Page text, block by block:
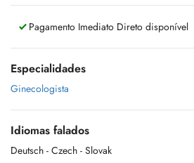
Pagamento Imediato Direto disponível
Especialidades
Ginecologista
Idiomas falados
Deutsch - Czech - Slovak